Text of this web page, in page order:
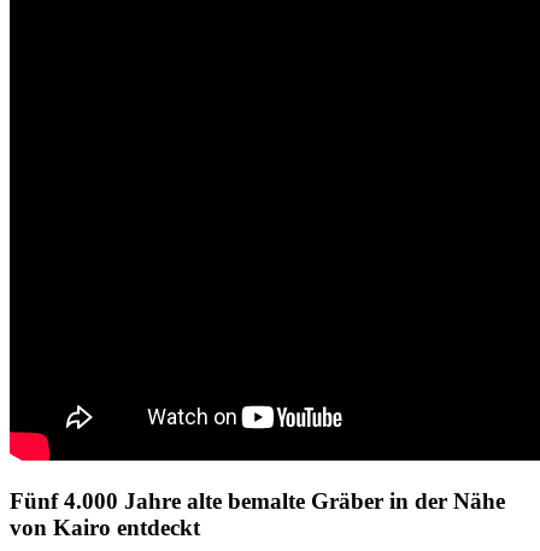
Fünf 4.000 Jahre alte bemalte Gräber in der Nähe
von Kairo entdeckt